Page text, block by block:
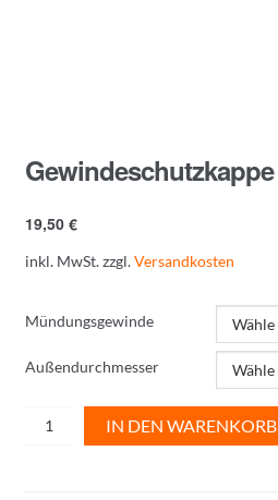
Gewindeschutzkappe
19,50 €
inkl. MwSt.zzgl.Versandkosten
Mündungsgewinde
Außendurchmesser
GewindeschutzkappeIN DEN WARENKORB